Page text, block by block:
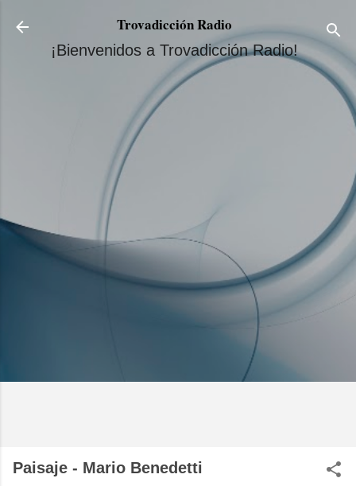
Ir al contenido principal
Trovadicción Radio
¡Bienvenidos a Trovadicción Radio!
Paisaje - Mario Benedetti